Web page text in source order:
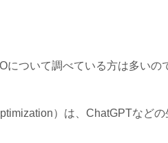
について調べている方は多いの
）は、ChatGPTなど